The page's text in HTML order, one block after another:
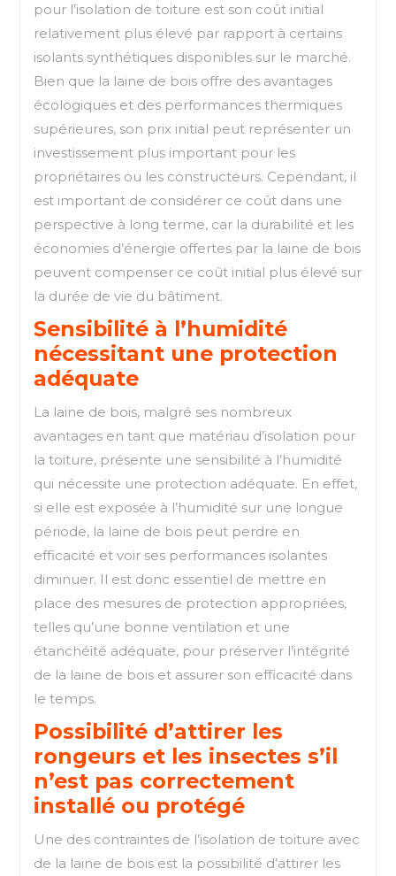
pour l’isolation de toiture est son coût initial
relativement plus élevé par rapport à certains
isolants synthétiques disponibles sur le marché.
Bien que la laine de bois offre des avantages
écologiques et des performances thermiques
supérieures, son prix initial peut représenter un
investissement plus important pour les
propriétaires ou les constructeurs. Cependant, il
est important de considérer ce coût dans une
perspective à long terme, car la durabilité et les
économies d’énergie offertes par la laine de bois
peuvent compenser ce coût initial plus élevé sur
la durée de vie du bâtiment.
Sensibilité à l’humidité
nécessitant une protection
adéquate
La laine de bois, malgré ses nombreux
avantages en tant que matériau d’isolation pour
la toiture, présente une sensibilité à l’humidité
qui nécessite une protection adéquate. En effet,
si elle est exposée à l’humidité sur une longue
période, la laine de bois peut perdre en
efficacité et voir ses performances isolantes
diminuer. Il est donc essentiel de mettre en
place des mesures de protection appropriées,
telles qu’une bonne ventilation et une
étanchéité adéquate, pour préserver l’intégrité
de la laine de bois et assurer son efficacité dans
le temps.
Possibilité d’attirer les
rongeurs et les insectes s’il
n’est pas correctement
installé ou protégé
Une des contraintes de l’isolation de toiture avec
de la laine de bois est la possibilité d’attirer les